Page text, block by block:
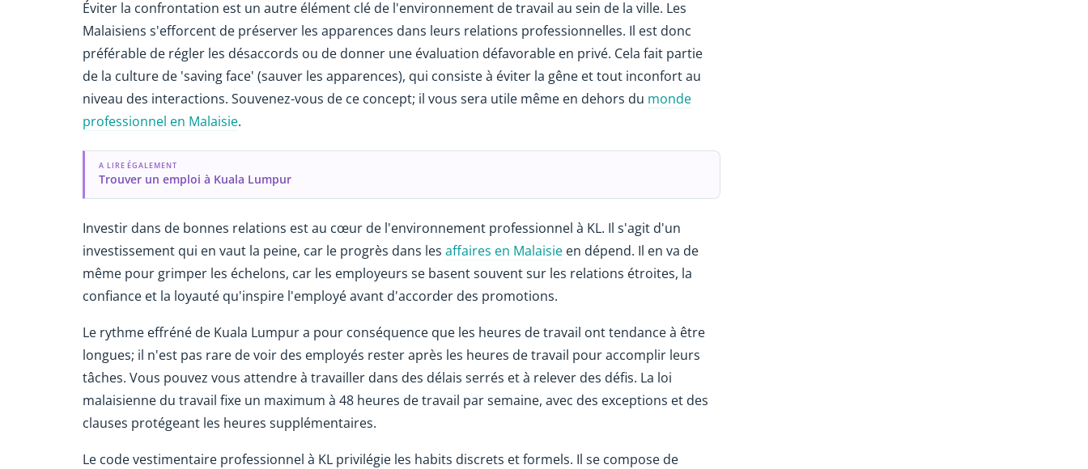
Éviter la confrontation est un autre élément clé de l'environnement de travail au sein de la ville. Les
Malaisiens s'efforcent de préserver les apparences dans leurs relations professionnelles. Il est donc
préférable de régler les désaccords ou de donner une évaluation défavorable en privé. Cela fait partie
de la culture de 'saving face' (sauver les apparences), qui consiste à éviter la gêne et tout inconfort au
niveau des interactions. Souvenez-vous de ce concept; il vous sera utile même en dehors du monde
professionnel en Malaisie.
A LIRE ÉGALEMENT
Trouver un emploi à Kuala Lumpur
Investir dans de bonnes relations est au cœur de l'environnement professionnel à KL. Il s'agit d'un
investissement qui en vaut la peine, car le progrès dans les affaires en Malaisie en dépend. Il en va de
même pour grimper les échelons, car les employeurs se basent souvent sur les relations étroites, la
confiance et la loyauté qu'inspire l'employé avant d'accorder des promotions.
Le rythme effréné de Kuala Lumpur a pour conséquence que les heures de travail ont tendance à être
longues; il n'est pas rare de voir des employés rester après les heures de travail pour accomplir leurs
tâches. Vous pouvez vous attendre à travailler dans des délais serrés et à relever des défis. La loi
malaisienne du travail fixe un maximum à 48 heures de travail par semaine, avec des exceptions et des
clauses protégeant les heures supplémentaires.
Le code vestimentaire professionnel à KL privilégie les habits discrets et formels. Il se compose de